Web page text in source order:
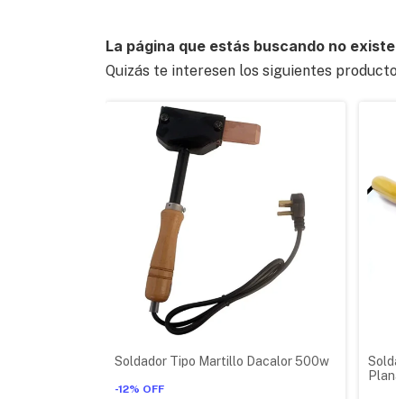
La página que estás buscando no
Quizás te interesen los siguientes
Soldador Tipo Martillo Dacalor 500w
-12% OFF